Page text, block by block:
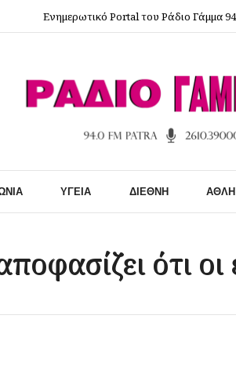
Ενημερωτικό Portal του Ράδιο Γάμμα
ΥΓΕΊΑ ΔΙΕΘΝΉ
ότι